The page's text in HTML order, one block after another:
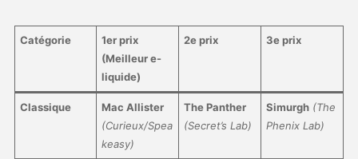
Catégorie
1er prix
(Meilleur e-
liquide)
2e prix 3e prix
Classique
Mac Allister
(Curieux/Spea
keasy)
The Panther
(Secret’s Lab)
Simurgh (The
Phenix Lab)